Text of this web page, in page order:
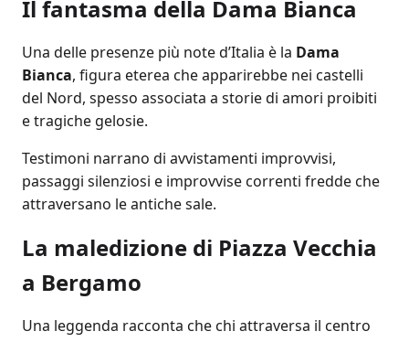
Il fantasma della Dama Bianca
Una delle presenze più note d’Italia è la Dama
Bianca, figura eterea che apparirebbe nei castelli
del Nord, spesso associata a storie di amori proibiti
e tragiche gelosie.
Testimoni narrano di avvistamenti improvvisi,
passaggi silenziosi e improvvise correnti fredde che
attraversano le antiche sale.
La maledizione di Piazza Vecchia
a Bergamo
Una leggenda racconta che chi attraversa il centro